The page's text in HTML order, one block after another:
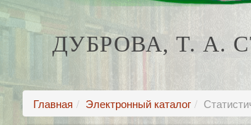
ДУБРОВА, Т. А.
Главная Электронный каталог